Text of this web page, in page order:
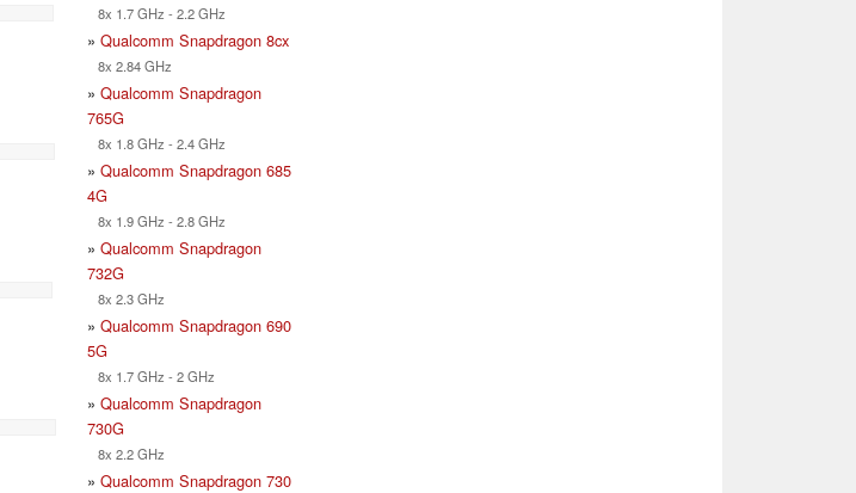
8x 1.7 GHz - 2.2 GHz
» Qualcomm Snapdragon 8cx
8x 2.84 GHz
» Qualcomm Snapdragon
765G
8x 1.8 GHz - 2.4 GHz
» Qualcomm Snapdragon 685
4G
8x 1.9 GHz - 2.8 GHz
» Qualcomm Snapdragon
732G
8x 2.3 GHz
» Qualcomm Snapdragon 690
5G
8x 1.7 GHz - 2 GHz
» Qualcomm Snapdragon
730G
8x 2.2 GHz
» Qualcomm Snapdragon 730